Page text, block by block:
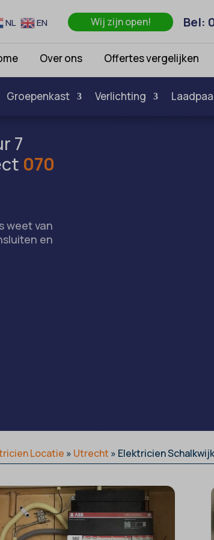
Bel:
Wij zijn open!
NL EN
Over ons Offertes vergelijken
Groepenkast Verlichting
7
070
weet van
en
Locatie » Utrecht » Elektricien Schalkwijk